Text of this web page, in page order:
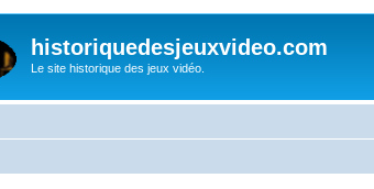
historiquedesjeuxvideo.com
Le site historique des jeux vidéo.